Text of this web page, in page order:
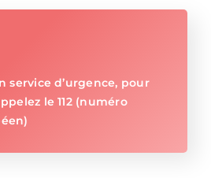
service d’urgence, pour
le 112 (numéro